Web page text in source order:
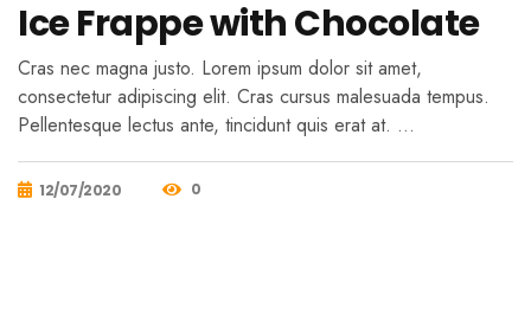
Ice Frappe with Chocolate
Cras nec magna justo. Lorem ipsum dolor sit amet,
consectetur adipiscing elit. Cras cursus malesuada tempus.
Pellentesque lectus ante, tincidunt quis erat at. …
12/07/2020 0